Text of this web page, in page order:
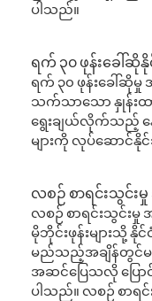
ပါသည်။
ရက် ၃၀ ဖုန်းခေါ်
ရက် ၃၀ ဖုန်းခေါ်ဆို
သက်သာသော နှုန်းထာ
ရွေးချယ်လိုက်သည့် န
များကို လုပ်ဆောင်နို
လစဉ် စာရင်းသွင်းမှု
လစဉ် စာရင်းသွင်းမှု
မိုဘိုင်းဖုန်းများသို့ နို
မည်သည့်အချိန်တွင်
အဆင်ပြေသလို ပြေ
ပါသည်။ လစဉ် စာရ